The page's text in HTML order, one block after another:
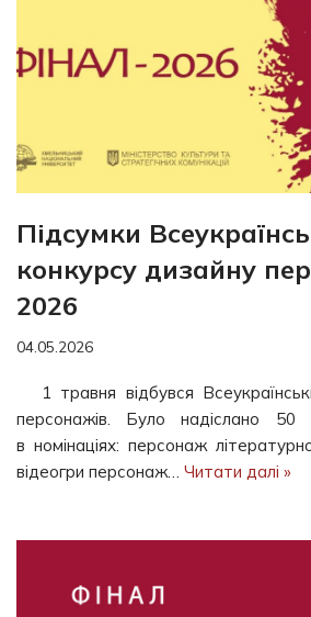
Підсумки
конкурсу дизайну
2026
04.05.2026
1 травня відбувся
персонажів. Було надіслано 50
в номінаціях: персонаж
відеогри персонаж… Читати далі »